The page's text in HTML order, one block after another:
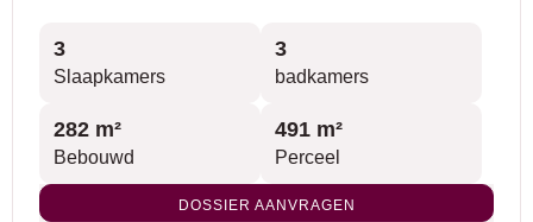
3
Slaapkamers
3
badkamers
282 m²
Bebouwd
491 m²
Perceel
DOSSIER AANVRAGEN